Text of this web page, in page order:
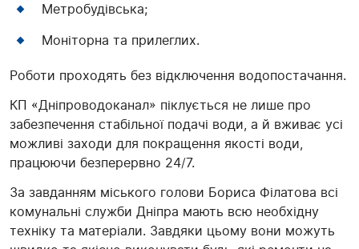
Метробудівська;
Моніторна та прилеглих.
Роботи проходять без відключення водопостачання.
КП «Дніпроводоканал» піклується не лише про
забезпечення стабільної подачі води, а й вживає усі
можливі заходи для покращення якості води,
працюючи безперервно 24/7.
За завданням міського голови Бориса Філатова всі
комунальні служби Дніпра мають всю необхідну
техніку та матеріали. Завдяки цьому вони можуть